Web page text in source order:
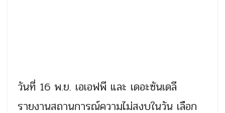
วันที่ 16 พ.ย. เอเอฟพี และ เดอะซันเดลี
รายงานสถานการณ์ความไม่สงบในวัน เลือก